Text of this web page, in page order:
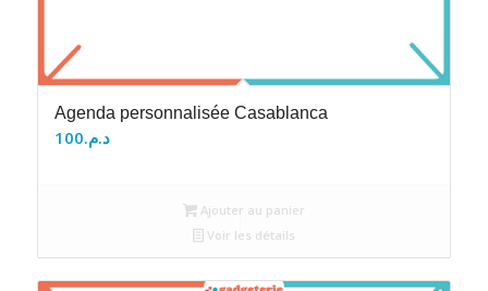
Agenda personnalisée Casablanca
د.م.100
Ajouter au panier
Voir les détails